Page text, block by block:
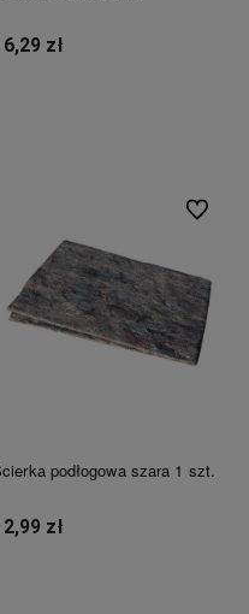
6,29 zł
podłogowa szara 1 szt.
2,99 zł
Do